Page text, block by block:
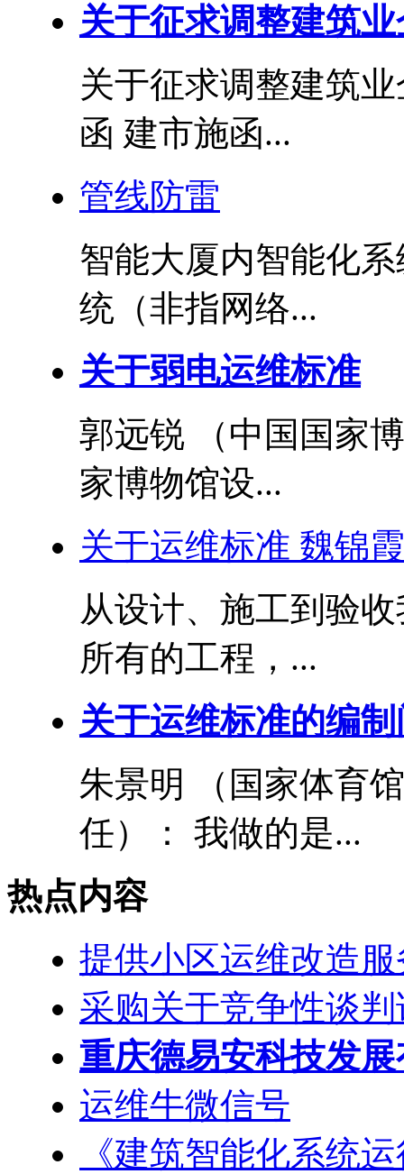
关于征求调整建筑
关于征求调整建筑
函 建市施函...
管线防雷
智能大厦内智能化
统（非指网络...
关于弱电运维标准
郭远锐 （中国国家
家博物馆设...
关于运维标准 魏锦
从设计、施工到验
所有的工程，...
关于运维标准的编
朱景明 （国家体育
任）： 我做的是...
热点内容
提供小区运维改造服
采购关于竞争性谈
重庆德易安科技发
运维牛微信号
《建筑智能化系统